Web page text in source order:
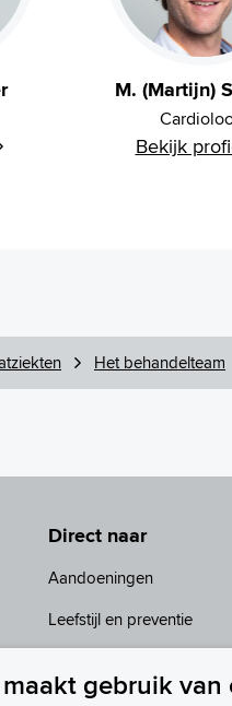
M. (Martijn)
Bekijk
Het behandelteam
Direct naar
Aandoeningen
Leefstijl en preventie
gebruik van